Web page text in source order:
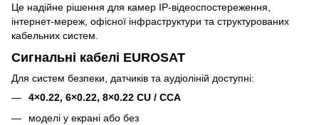
Це надійне рішення для камер IP-відеоспостереження,
інтернет-мереж, офісної інфраструктури та структурованих
кабельних систем.
Сигнальні кабелі EUROSAT
Для систем безпеки, датчиків та аудіоліній доступні:
4×0.22, 6×0.22, 8×0.22 CU / CCA
моделі у екрані або без